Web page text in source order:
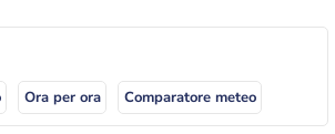
Ora per ora Comparatore meteo